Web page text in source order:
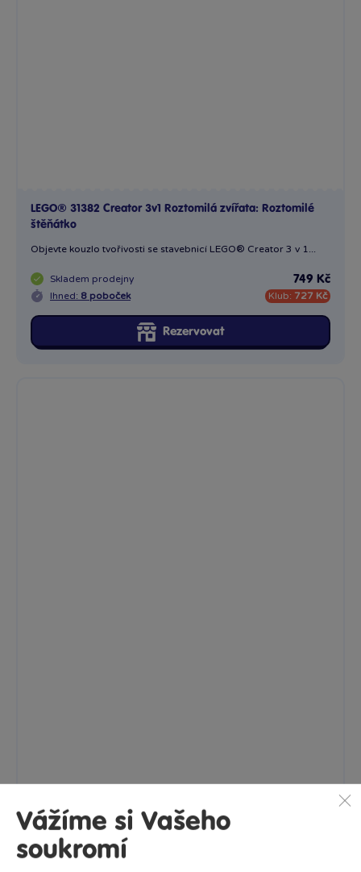
LEGO® 31382 Creator 3v1 Roztomilá zvířata: Roztomilé
štěňátko
Objevte kouzlo tvořivosti se stavebnicí LEGO® Creator 3 v 1...
Skladem prodejny
Ihned: 8 poboček
749 Kč
Klub: 727 Kč
Rezervovat
Vážíme si Vašeho
soukromí